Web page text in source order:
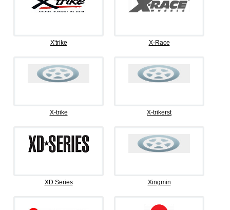
X'trike X-Race
X-trike X-trikerst
XD Series Xingmin